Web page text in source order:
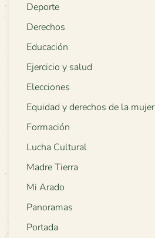
Deporte
Derechos
Educación
Ejercicio y salud
Elecciones
Equidad y derechos de la mujer
Formación
Lucha Cultural
Madre Tierra
Mi Arado
Panoramas
Portada